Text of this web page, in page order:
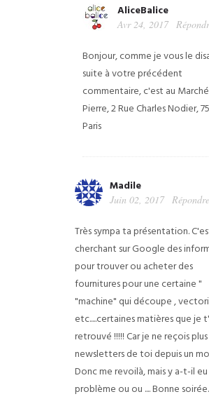
AliceBalice
Avr 24, 2017
Bonjour, comme je vous le
suite à votre précédent
commentaire, c'est au
Pierre, 2 Rue Charles Nodier,
Paris
Madile
Juin 02, 2017 Répondre
Très sympa ta présentation.
cherchant sur Google des
pour trouver ou acheter des
fournitures pour une certaine "
"machine" qui découpe ,
etc.....certaines matières que je
retrouvé !!!!! Car je ne reçois
newsletters de toi depuis un
Donc me revoilà, mais y a-t-il eu
problème ou ou ....Bonne soirée.